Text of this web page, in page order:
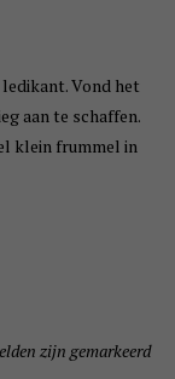
Vond het
aan te schaffen.
klein frummel in
zijn gemarkeerd